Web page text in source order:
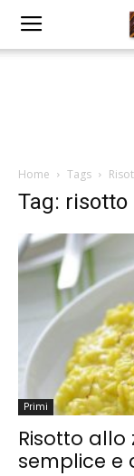
Home Tags
Tag:
Primi
Risotto
semplice e